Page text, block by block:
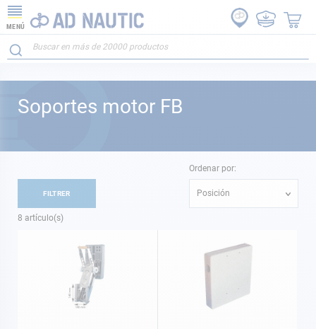
MENÚ
Soportes motor FB
8 artículo(s)
Ordenar por:
Posición
FILTRER